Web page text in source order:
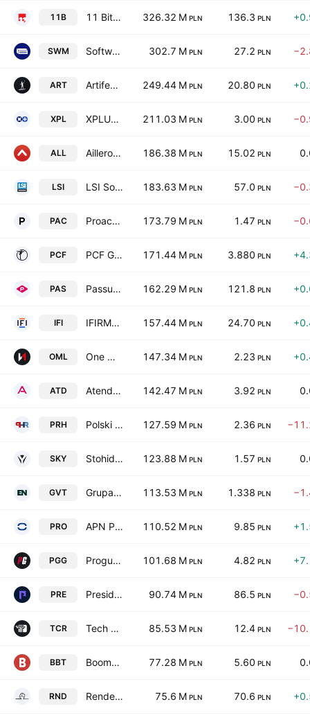
11B 11 Bit Studios SA 326.32 M PLN 136.3 PLN
SWM Software Mansion SA Series A-E 302.7 M PLN 27.2 PLN
ART Artifex Mundi SA 249.44 M PLN 20.80 PLN
XPL XPLUS S.A. 211.03 M PLN 3.00 PLN
ALL Ailleron SA 186.38 M PLN 15.02 PLN
LSI LSI Software S.A. 183.63 M PLN 57.0 PLN
PAC Proacta S.A. 173.79 M PLN 1.47 PLN
PCF PCF Group SA 171.44 M PLN 3.880 PLN
PAS Passus SA 162.29 M PLN 121.8 PLN
IFI IFIRMA S.A. 157.44 M PLN 24.70 PLN
OML One More Level SA 147.34 M PLN 2.23 PLN
ATD Atende SA 142.47 M PLN 3.92 PLN
PRH Polski Holding Rozwoju S.A. 127.59 M PLN 2.36 PLN
SKY Stohid Technology SA 123.88 M PLN 1.57 PLN
GVT Grupa Virtus S.A. 113.53 M PLN 1.338 PLN
PRO APN Promise SA 110.52 M PLN 9.85 PLN
PGG Proguns Group S.A 101.68 M PLN 4.82 PLN
PRE President Studio S.A. 90.74 M PLN 86.5 PLN
TCR Tech Robotics S.A. 85.53 M PLN 12.4 PLN
BBT BoomBit SA Class B 77.28 M PLN 5.60 PLN
RND Render Cube S.A 75.6 M PLN 70.6 PLN